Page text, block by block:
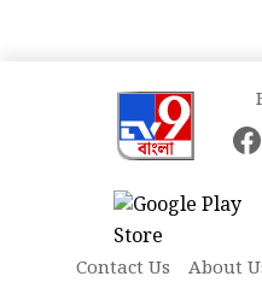
Contact Us About